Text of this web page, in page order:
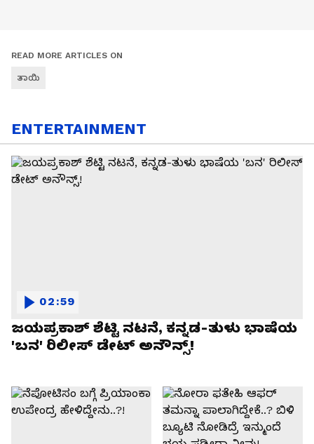
READ MORE ARTICLES ON
ತಾಯಿ
ENTERTAINMENT
ಜಯಪ್ರಕಾಶ್ ಶೆಟ್ಟಿ ನಟನೆ, ಕನ್ನಡ-ತುಳು ಭಾಷೆಯ
'ಬನ' ರಿಲೀಸ್ ಡೇಟ್ ಅನೌನ್ಸ್!
02:59